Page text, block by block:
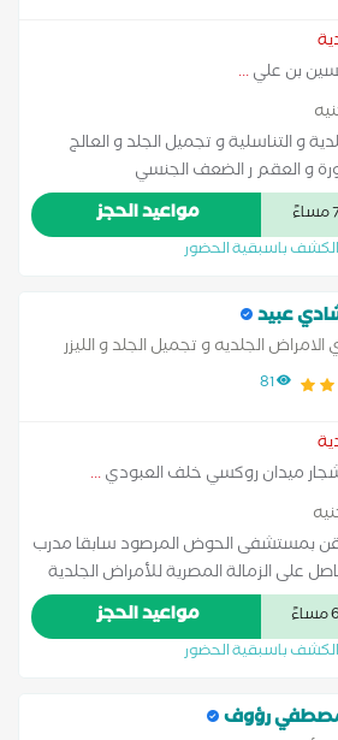
بن علي...
و التناسلية و تجميل الجلد و العالج
و العقم ر الضعف الجنسي
مواعيد الحجز
الكشف باسبقية الحضور
عبيد
الجلديه و تجميل الجلد و الليزر
81
ميدان روكسي خلف العبودي...
بمستشفى الحوض المرصود سابقا مدرب
على الزمالة المصرية للأمراض الجلدية
خبرة في العمل بالبلاد العربية( السعودية و البحرين) خبرة أكثر من 15
بوتوكس خيوط محفزات
الجروح و نبدات حب الشباب خبرة في العلاج
مواعيد الحجز
الكشف باسبقية الحضور
رؤوف